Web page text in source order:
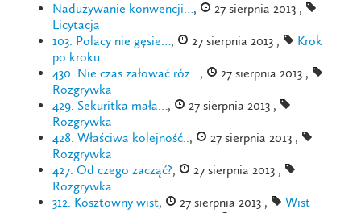
Nadużywanie konwencji…,
27 sierpnia 2013 ,
Licytacja
103. Polacy nie gęsie…, 27 sierpnia 2013 ,
Krok
po kroku
430. Nie czas żałować róż…,
27 sierpnia 2013 ,
Rozgrywka
429. Sekuritka mała…,
27 sierpnia 2013 ,
Rozgrywka
428. Właściwa kolejność..,
27 sierpnia 2013 ,
Rozgrywka
427. Od czego zacząć?,
27 sierpnia 2013 ,
Rozgrywka
312. Kosztowny wist, 27 sierpnia 2013 ,
Wist